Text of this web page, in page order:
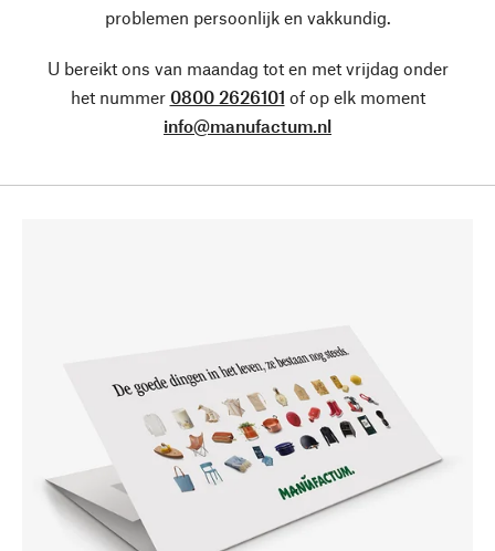
problemen persoonlijk en vakkundig.
U bereikt ons van maandag tot en met vrijdag onder
het nummer 0800 2626101 of op elk moment
info@manufactum.nl